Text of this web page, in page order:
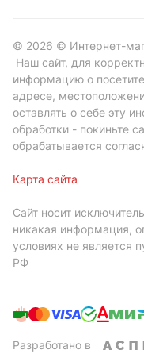
© 2026 © Интернет-
Наш сайт, для
информацию о
адресе,
оставлять о себе эту
обработки - покиньте
обрабатывается
Карта сайта
Сайт носит
никакая информация,
условиях не является
РФ
Разработано в